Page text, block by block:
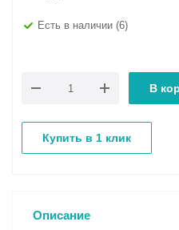
Есть в наличии (6)
В
Купить в 1 клик
Описание